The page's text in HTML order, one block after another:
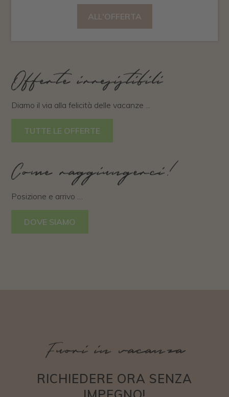
Offerte irresistibili
Diamo il via alla felicità delle vacanze ...
TUTTE LE OFFERTE
Come raggiungerci!
Posizione e arrivo …
DOVE SIAMO
ALL'OFFERTA
Fuori in vacanza
RICHIEDERE ORA SENZA